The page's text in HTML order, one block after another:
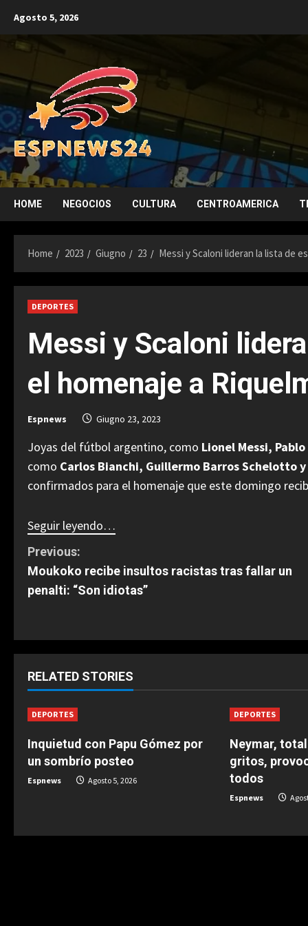
content
Agosto 5, 2026
HOME NEGOCIOS CULTURA CENTROAMERICA
Home 2023 Giugno 23 Messi y Scaloni lideran la lista de
DEPORTES
Messi y Scaloni
el homenaje a
Espnews Giugno 23, 2023
Joyas del fútbol argentino, como Lionel Messi,
como Carlos Bianchi, Guillermo Barros Schelotto
confirmados para el homenaje que este domingo
Seguir leyendo…
C
o
t
i
u
e
R
Previous:
Moukoko recibe insultos racistas tras fallar un
penalti: “Son idiotas”
RELATED STORIES
DEPORTES
Inquietud con Papu Gómez por
un sombrío posteo
Espnews Agosto 5, 2026
DEPORTES
Neymar,
gritos,
todos
Espnews